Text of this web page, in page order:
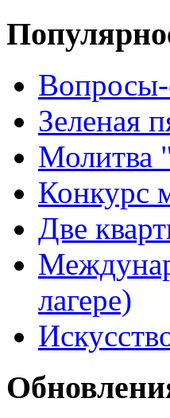
Вопросы-
Зеленая
Молитва
Конкурс
Две
лагере)